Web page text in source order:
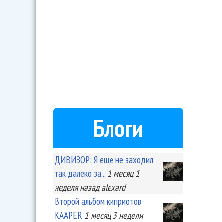
Блоги
ДИВИЗОР: Я еще не заходил
так далеко за... 1 месяц 1
неделяназад alexard
Второй альбом киприотов
KA'APER 1 месяц 3 недели